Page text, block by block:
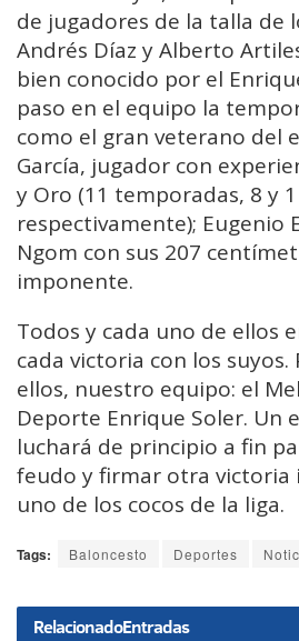
de jugadores de la talla de
Andrés Díaz y Alberto
bien conocido por el
paso en el equipo la
como el gran veterano del
García, jugador con
y Oro (11 temporadas, 8 y 1
respectivamente); Eugenio
Ngom con sus 207
imponente.
Todos y cada uno de ellos
cada victoria con los
ellos, nuestro equipo: el
Deporte Enrique Soler. Un
luchará de principio a fin
feudo y firmar otra
uno de los cocos de la liga.
Tags: Baloncesto Deportes
RelacionadoEntradas